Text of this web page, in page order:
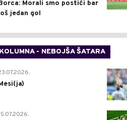
Morali smo postići bar
jedan gol
KOLUMNA - NEBOJŠA ŠATARA